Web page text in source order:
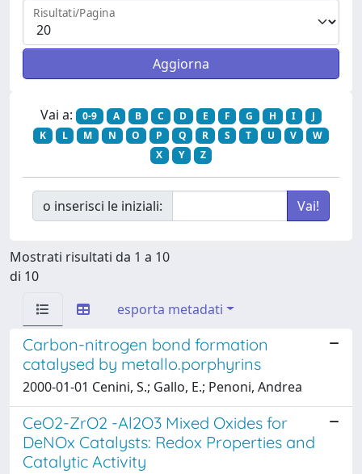
Risultati/Pagina
Vai a: 0-9 A B C D E F G H I
J
K
L M N O P Q R S T U V
W
X
Y Z
o inserisci le iniziali:
Mostrati risultati da 1 a 10
di 10
esporta metadati
Carbon-nitrogen bond formation
catalysed by metallo.porphyrins
2000-01-01 Cenini, S.; Gallo, E.; Penoni, Andrea
CeO2-ZrO2 -Al2O3 Mixed Oxides for
DeNOx Catalysts: Redox Properties and
Catalytic Activity